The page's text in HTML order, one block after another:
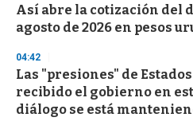
Así abre la cotización del
agosto de 2026 en pesos
04:42
Las "presiones" de
recibido el gobierno en
diálogo se está